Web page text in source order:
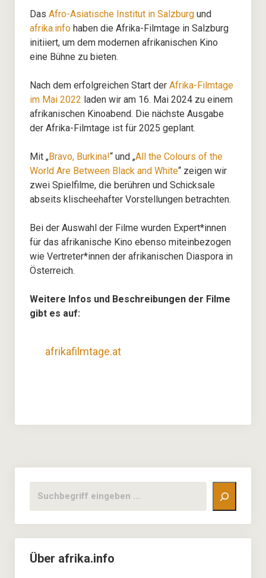
– Bildungsprojekte
– Vorträge und Keynotes
Bücher
– Afrika!
– Media History of Tanzania
Veranstaltungen
Kontakt
Das Afro-Asiatische Institut in Salzburgund
afrika.infohaben die Afrika-Filmtage in Salzburg
initiiert, um dem modernen afrikanischen Kino
eine Bühne zu bieten.
Nach dem erfolgreichen Start der Afrika-Filmtage
im Mai 2022 laden wir am 16. Mai 2024 zu einem
afrikanischen Kinoabend. Die nächste Ausgabe
der Afrika-Filmtage ist für 2025 geplant.
Mit „Bravo, Burkina!“ und „All the Colours of the
World Are Between Black and White“ zeigen wir
zwei Spielfilme, die berühren und Schicksale
abseits klischeehafter Vorstellungen betrachten.
Bei der Auswahl der Filme wurden Expert*innen
für das afrikanische Kino ebenso miteinbezogen
wie Vertreter*innen der afrikanischen Diaspora in
Österreich.
Weitere Infos und Beschreibungen der Filme
gibt es auf:
afrikafilmtage.at
Über afrika.info